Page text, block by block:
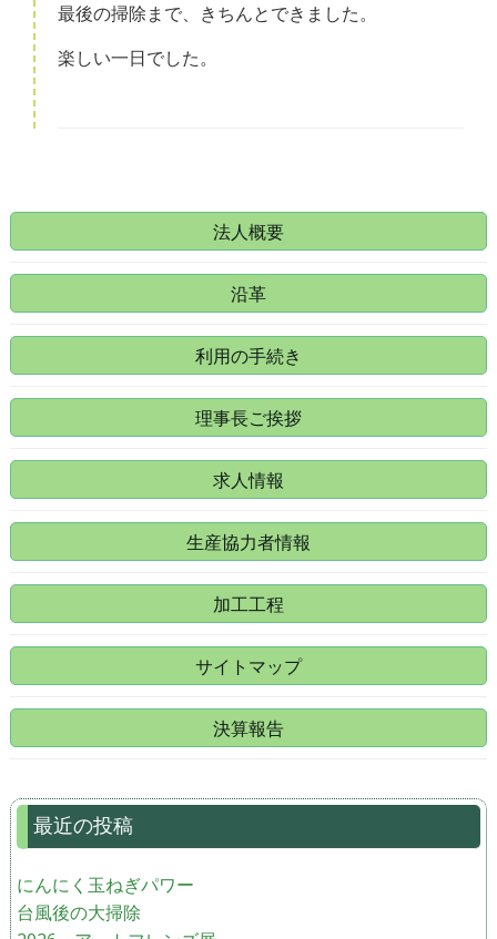
法人概要
沿革
利用の手続き
理事長ご挨拶
求人情報
生産協力者情報
加工工程
サイトマップ
決算報告
最近の投稿
にんにく玉ねぎパワー
台風後の大掃除
最後の掃除まで、きちんとできました。
楽しい一日でした。